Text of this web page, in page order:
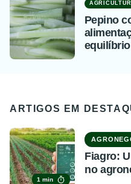
Pepino
equilíbrio
ARTIGOS EM
1 min
Fiagro:
no